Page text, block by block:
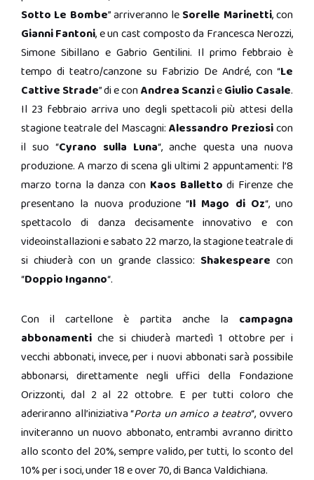
Sotto Le Bombe” arriveranno le Sorelle Marinetti, con
GianniFantoni,e un cast composto da Francesca Nerozzi,
Simone Sibillano e Gabrio Gentilini. Il primo febbraio è
tempo di teatro/canzone su Fabrizio De André, con “Le
Cattive Strade” di e conAndrea ScanzieGiulio Casale.
Il 23 febbraio arriva uno degli spettacoli più attesi della
stagione teatrale del Mascagni: Alessandro Preziosicon
il suo “Cyrano sulla Luna“, anche questa una nuova
produzione. A marzo di scena gli ultimi 2 appuntamenti: l’8
marzo torna la danza con Kaos Balletto di Firenze che
presentano la nuova produzione “Il Mago di Oz“, uno
spettacolo di danza decisamente innovativo e con
videoinstallazioni e sabato 22 marzo, la stagione teatrale di
si chiuderà con un grande classico: Shakespeare con
“Doppio Inganno“.
Con il cartellone è partita anche la campagna
abbonamenti che si chiuderà martedì 1 ottobre per i
vecchi abbonati, invece, per i nuovi abbonati sarà possibile
abbonarsi, direttamente negli uffici della Fondazione
Orizzonti, dal 2 al 22 ottobre. E per tutti coloro che
aderiranno all’iniziativa “Porta un amico a teatro“, ovvero
inviteranno un nuovo abbonato, entrambi avranno diritto
allo sconto del 20%, sempre valido, per tutti, lo sconto del
10% per i soci, under 18 e over 70, di Banca Valdichiana.